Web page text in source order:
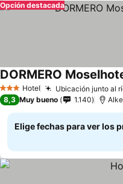
Opción destacada
3 Estrellas
Hotel Ubicación junto al
DORMERO
8,3 Muy bueno 1.140
Elige fechas para ver los